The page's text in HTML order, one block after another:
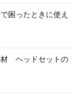
困ったときに使え
材 ヘッドセットの